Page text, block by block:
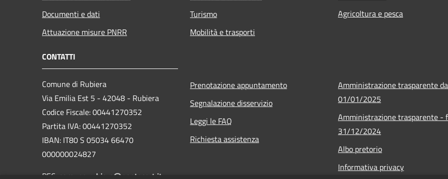
Documenti e dati
Attuazione misure PNRR
Turismo
Mobilità e trasporti
Agricoltura e pesca
CONTATTI
Comune di Rubiera
Via Emilia Est 5 - 42048 - Rubiera
Codice Fiscale: 00441270352
Partita IVA: 00441270352
IBAN: IT80 S 05034 66470
000000024827
PEC: comune.rubiera@postecert.it
Prenotazione appuntamento
Segnalazione disservizio
Leggi le FAQ
Richiesta assistenza
Amministrazione trasparente
01/01/2025
Amministrazione trasparente -
31/12/2024
Albo pretorio
Informativa privacy